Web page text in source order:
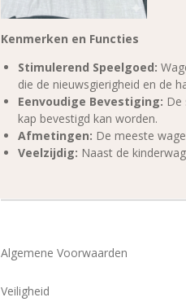
Kenmerken en Functies
Stimulerend Speelgoed:
die de nieuwsgierigheid en de
Eenvoudige Bevestiging: De
kap bevestigd kan worden.
Afmetingen: De meeste
Veelzijdig: Naast de
Algemene Voorwaarden
Veiligheid